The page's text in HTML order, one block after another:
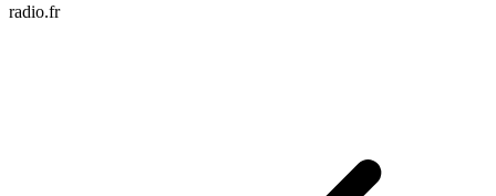
radio.fr